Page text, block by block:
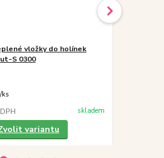
vložky do holínek
S 0300
/ks
skladem
variantu